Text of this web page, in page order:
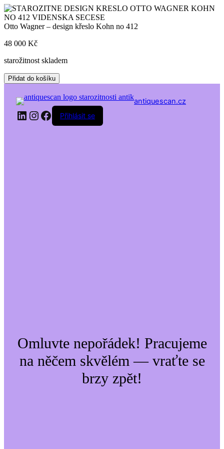
Skip
to
content
Otto Wagner – design křeslo Kohn no 412
48 000 Kč
starožitnost skladem
Otto
Wagner
design
křeslo
Kohn
Přidat do košíku
antiquescan.cz
LinkedIn
Instagram
Facebook
Přihlásit se
Omluvte nepořádek! Pracujeme
na něčem skvělém — vraťte se
brzy zpět!